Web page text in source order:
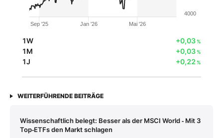
Sep '25 Jan '26 Mai '26
4000
1W +0,03%
1M +0,03%
1J +0,22%
WEITERFÜHRENDE BEITRÄGE
Wissenschaftlich belegt: Besser als der MSCI World ‑ Mit 3
Top‑ETFs den Markt schlagen